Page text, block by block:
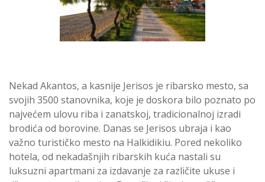
Nekad Akantos, a kasnije Jerisos je ribarsko mesto, sa
svojih 3500 stanovnika, koje je doskora bilo poznato po
najvećem ulovu riba i zanatskoj, tradicionalnoj izradi
brodića od borovine. Danas se Jerisos ubraja i kao
važno turističko mesto na Halkidikiu. Pored nekoliko
hotela, od nekadašnjih ribarskih kuća nastali su
luksuzni apartmani za izdavanje za različite ukuse i